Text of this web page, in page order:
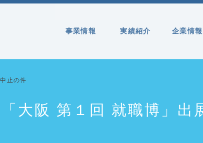
事業情報 実績紹介 企業情報
止の件
大阪 第１回 就職博」出